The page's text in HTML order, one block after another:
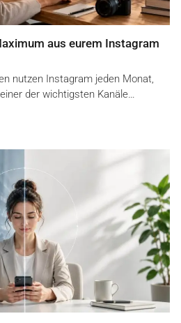
aus eurem Instagram
nutzen Instagram jeden Monat,
der wichtigsten Kanäle…